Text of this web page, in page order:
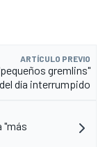
ARTÍCULO PREVIO
gremlins"
día interrumpido
"más